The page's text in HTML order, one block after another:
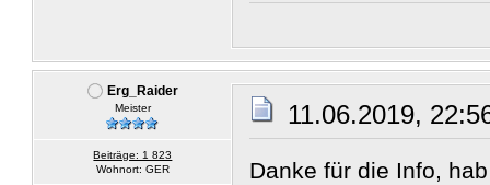
Erg_Raider
Meister
Beiträge: 1 823
Wohnort: GER
11.06.2019,
Danke für die Info,